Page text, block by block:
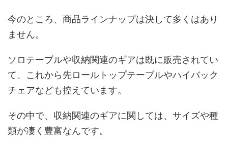
今のところ、商品ラインナップは決して多くはあり
ません。
ソロテーブルや収納関連のギアは既に販売されてい
て、これから先ロールトップテーブルやハイバック
チェアなども控えています。
その中で、収納関連のギアに関しては、サイズや種
類が凄く豊富なんです。